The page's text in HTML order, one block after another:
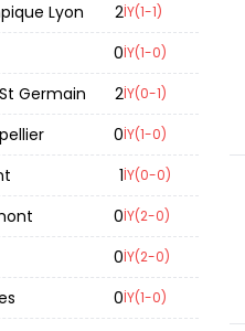
Lyon 2İY(1-1)
0İY(1-0)
Germain 2İY(0-1)
0İY(1-0)
1İY(0-0)
0İY(2-0)
0İY(2-0)
0İY(1-0)